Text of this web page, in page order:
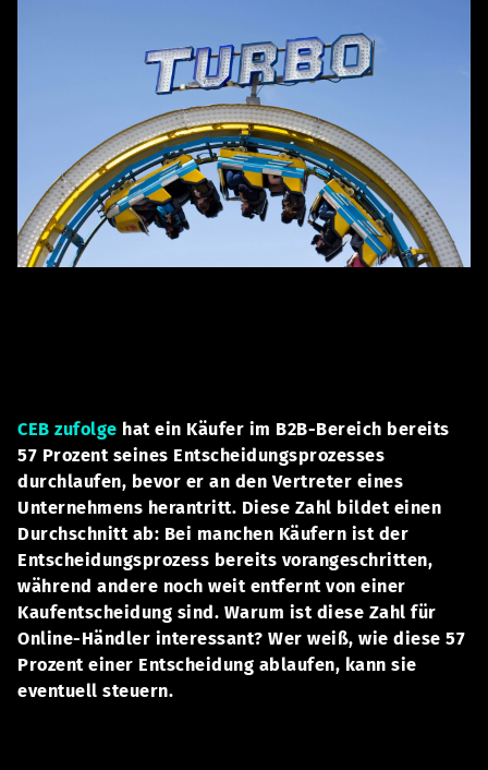
CEB zufolge hat ein Käufer im B2B-Bereich bereits
57 Prozent seines Entscheidungsprozesses
durchlaufen, bevor er an den Vertreter eines
Unternehmens herantritt. Diese Zahl bildet einen
Durchschnitt ab: Bei manchen Käufern ist der
Entscheidungsprozess bereits vorangeschritten,
während andere noch weit entfernt von einer
Kaufentscheidung sind. Warum ist diese Zahl für
Online-Händler interessant? Wer weiß, wie diese 57
Prozent einer Entscheidung ablaufen, kann sie
eventuell steuern.